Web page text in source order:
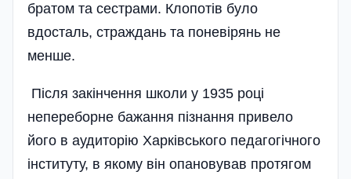
братом та сестрами. Клопотів було
вдосталь, страждань та поневірянь не
менше.
Після закінчення школи у 1935 році
непереборне бажання пізнання привело
його в аудиторію Харківського педагогічного
інституту, в якому він опановував протягом